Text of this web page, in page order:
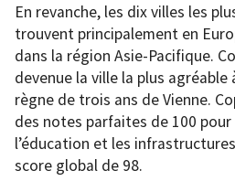
En revanche, les dix villes les
trouvent principalement en
dans la région Asie-Pacifique.
devenue la ville la plus
règne de trois ans de Vienne.
des notes parfaites de 100
l’éducation et les
score global de 98.